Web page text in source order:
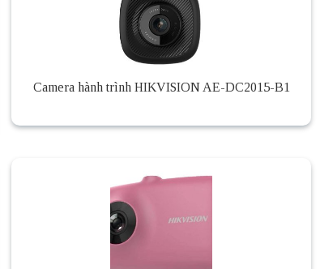
Camera hành trình HIKVISION AE-DC2015-B1